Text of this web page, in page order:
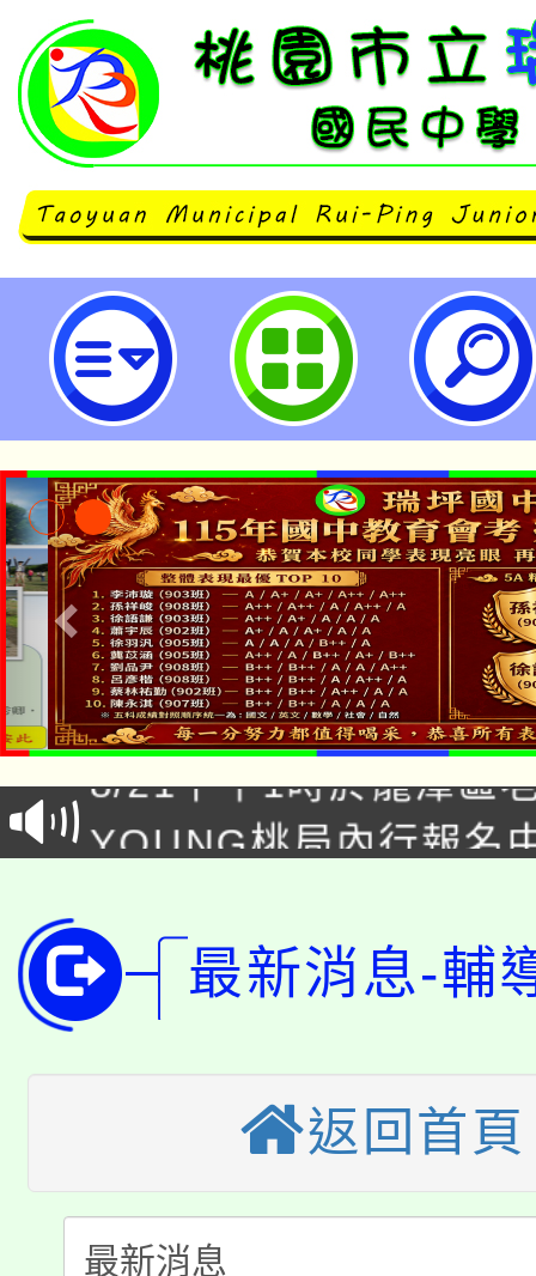
轉知國立臺北科技大學推廣教育中
【2024專技高考】職業衛生(工礦)
距教學），即日起開始招生-桃園
「本色祭」8/29、30在
8/21下午1時於龍潭區
徵才活動。
YOUNG桃局內行報名
開!
115年桃園市運動會8/
田徑場及游泳池舉行。
桃園市低收入戶享有免
視費優惠，中低收入戶
半價優惠，詳情可洽有
者。
大園自造教育及科技中
份教師增能研習
大溪自造教育及科技
份教師研習
淨零綠生活教案入校路
會
115年食農教育專業人
最新消息-輔
返回首頁